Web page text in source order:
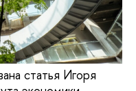
статья Игоря